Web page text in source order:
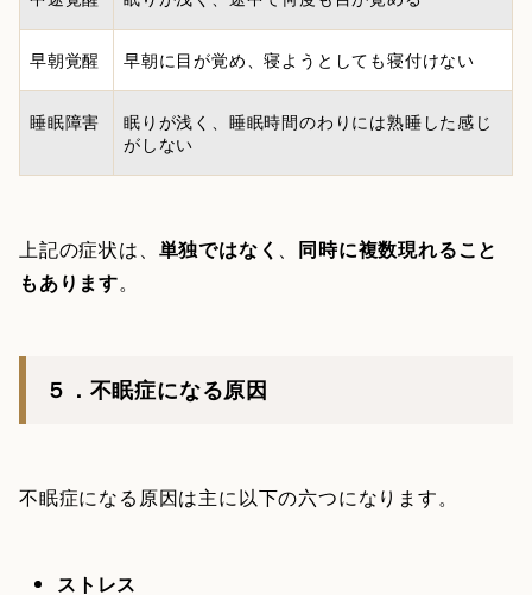
早朝覚醒 早朝に目が覚め、寝ようとしても寝付けない
睡眠障害
眠りが浅く、睡眠時間のわりには熟睡した感じ
がしない
上記の症状は、 単独ではなく 、 同時に複数現れること
もあります。
５．不眠症になる原因
不眠症になる原因は主に以下の六つになります。
ストレス